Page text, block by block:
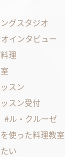
グスタジオ
インタビュー
理
スン
スン受付
ル・クルーゼ
使った料理教室
い